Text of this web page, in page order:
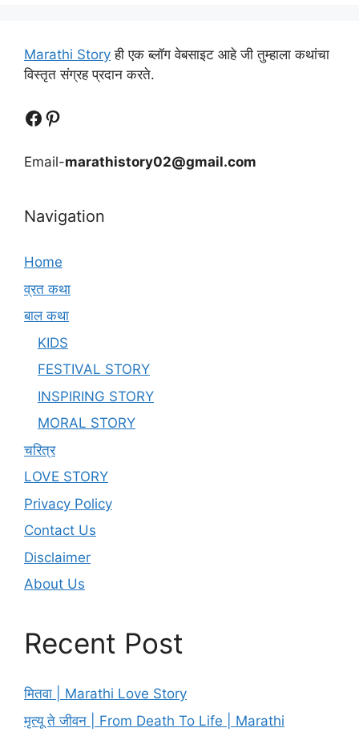
Marathi Story ही एक ब्लॉग वेबसाइट आहे जी तुम्हाला कथांचा
विस्तृत संग्रह प्रदान करते.
Follow UsFollow us
Email-marathistory02@gmail.com
Navigation
Home
व्रत कथा
बाल कथा
KIDS
FESTIVAL STORY
INSPIRING STORY
MORAL STORY
चरित्र
LOVE STORY
Privacy Policy
Contact Us
Disclaimer
About Us
Recent Post
मितवा | Marathi Love Story
मृत्यू ते जीवन | From Death To Life | Marathi